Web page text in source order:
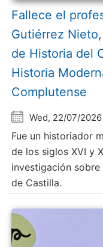
Fallece el
Gutiérrez
de Historia del
Historia
Complutense
Wed, 22/07/2026
Fue un historiador
de los siglos XVI y
investigación
de Castilla.